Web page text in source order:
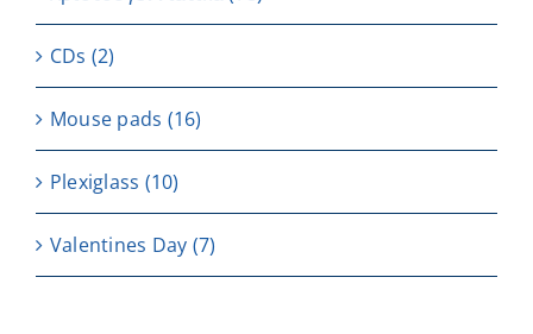
CDs (2)
Μouse pads (16)
Plexiglass (10)
Valentines Day (7)